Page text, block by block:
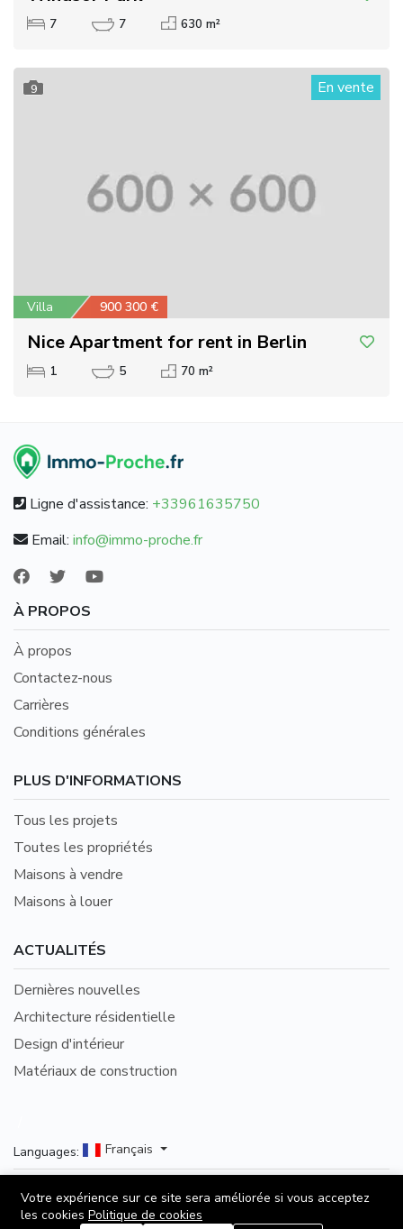
7 7 630 m²
9 En vente
Villa 900 300 €
Nice Apartment for rent in Berlin
1 5 70 m²
Ligne d'assistance: +33961635750
Email: info@immo-proche.fr
À PROPOS
À propos
Contactez-nous
Carrières
Conditions générales
PLUS D'INFORMATIONS
Tous les projets
Toutes les propriétés
Maisons à vendre
Maisons à louer
ACTUALITÉS
Dernières nouvelles
Architecture résidentielle
Design d'intérieur
Matériaux de construction
Languages: Français
©2026 Immo-Proche.fr - Publiez gratuitement votre
bien immobilier en France — maisons, appartements,
Votre expérience sur ce site sera améliorée si vous acceptez
les cookies Politique de cookies